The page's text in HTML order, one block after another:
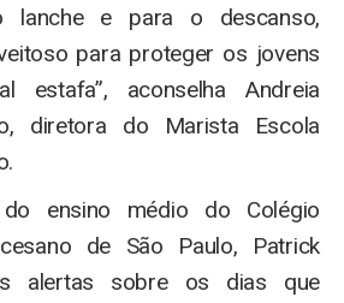
lanche e para o descanso,
para proteger os jovens
estafa”, aconselha Andreia
diretora do Marista Escola
ensino médio do Colégio
de São Paulo, Patrick
alertas sobre os dias que